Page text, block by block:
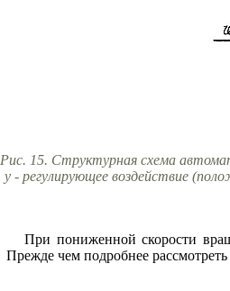
Рис. 15. Структурная схема
y - регулирующее воздействие
При пониженной скорости
Прежде чем подробнее